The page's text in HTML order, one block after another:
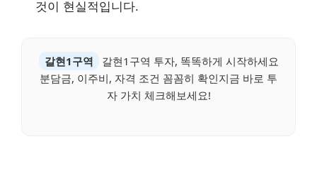
것이 현실적입니다.
갈현1구역
갈현1구역 투자, 똑똑하게 시작하세요
분담금, 이주비, 자격 조건 꼼꼼히 확인지금 바로 투
자 가치 체크해보세요!